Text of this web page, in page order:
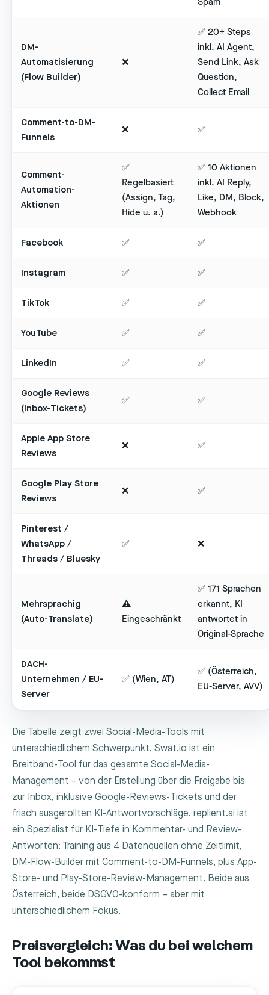
DM-
Automatisierung
(Flow Builder)
❌
✅ 20+ Steps
inkl. AI Agent,
Send Link, Ask
Question,
Collect Email
Comment-to-DM-
Funnels
❌ ✅
Comment-
Automation-
Aktionen
✅
Regelbasiert
(Assign, Tag,
Hide u. a.)
✅ 10 Aktionen
inkl. AI Reply,
Like, DM, Block,
Webhook
Facebook ✅ ✅
Instagram ✅ ✅
TikTok ✅ ✅
YouTube ✅ ✅
LinkedIn ✅ ✅
Google Reviews
(Inbox-Tickets)
✅ ✅
Apple App Store
Reviews
❌ ✅
Google Play Store
Reviews
❌ ✅
Pinterest /
WhatsApp /
Threads / Bluesky
✅ ❌
Mehrsprachig
(Auto-Translate)
⚠️
Eingeschränkt
✅ 171 Sprachen
erkannt, KI
antwortet in
Original-Sprache
DACH-
Unternehmen / EU-
Server
✅ (Wien, AT)
✅ (Österreich,
EU-Server, AVV)
Die Tabelle zeigt zwei Social-Media-Tools mit
unterschiedlichem Schwerpunkt. Swat.io ist ein
Breitband-Tool für das gesamte Social-Media-
Management – von der Erstellung über die Freigabe bis
zur Inbox, inklusive Google-Reviews-Tickets und der
frisch ausgerollten KI-Antwortvorschläge. replient.ai ist
ein Spezialist für KI-Tiefe in Kommentar- und Review-
Antworten: Training aus 4 Datenquellen ohne Zeitlimit,
DM-Flow-Builder mit Comment-to-DM-Funnels, plus App-
Store- und Play-Store-Review-Management. Beide aus
Österreich, beide DSGVO-konform – aber mit
unterschiedlichem Fokus.
Preisvergleich: Was du bei welchem
Tool bekommst